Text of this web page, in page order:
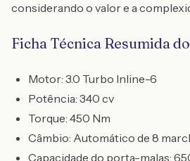
considerando o valor e a
Ficha Técnica Resumida
Motor: 3.0 Turbo Inline-6
Potência: 340 cv
Torque: 450 Nm
Câmbio: Automático de 8
Capacidade do porta-malas: